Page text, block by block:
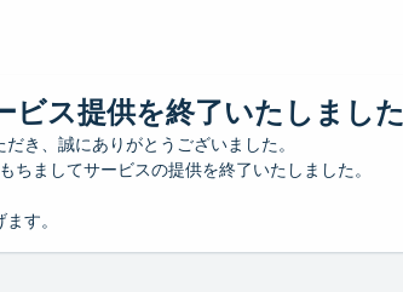
ビス提供を終了いたしました
き、誠にありがとうございました。
ちましてサービスの提供を終了いたしました。
す。